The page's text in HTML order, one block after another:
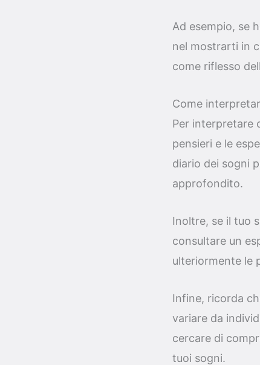
Ad esempio, se
nel mostrarti in
come riflesso
Come
Per interpretare
pensieri e le
diario dei sogni
approfondito.
Inoltre, se il tuo
consultare un
ulteriormente le
Infine, ricorda
variare da
cercare di
tuoi sogni.